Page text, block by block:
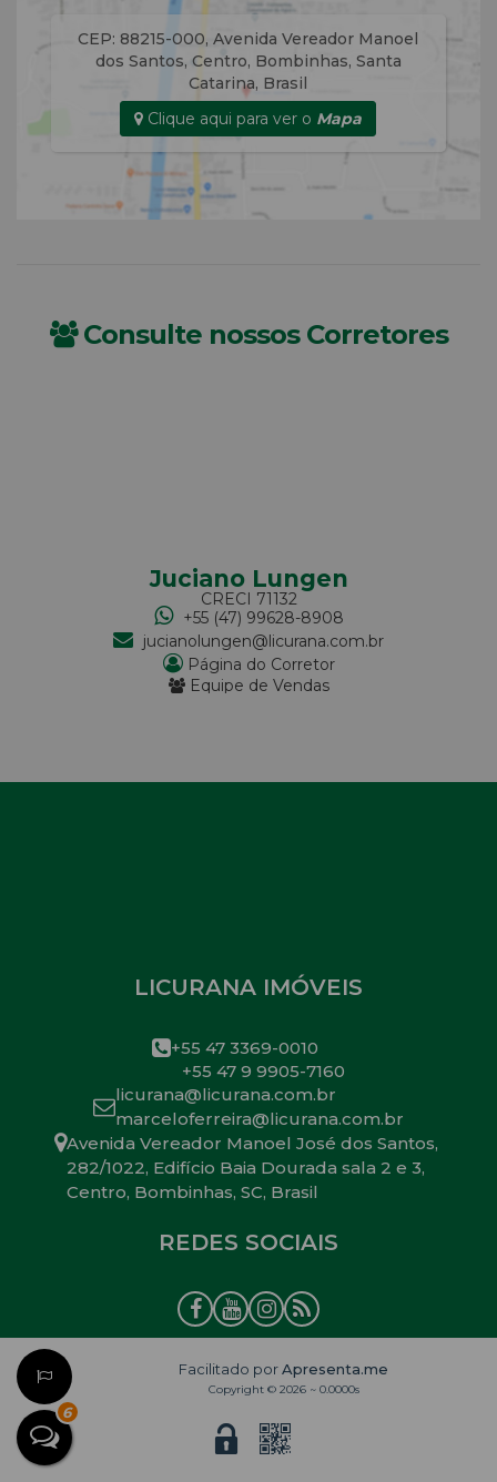
6
CEP: 88215-000,Avenida Vereador Manoel
dos Santos, Centro, Bombinhas, Santa
Catarina, Brasil
Clique aqui para ver o Mapa
Consulte nossos Corretores
Juciano Lungen
CRECI 71132
+55 (47) 99628-8908
jucianolungen@licurana.com.br
Página do Corretor
Equipe de Vendas
LICURANA IMÓVEIS
+55 47 3369-0010
+55 47 9 9905-7160
licurana@licurana.com.br
marceloferreira@licurana.com.br
Avenida Vereador Manoel José dos Santos,
282/1022, Edifício Baia Dourada sala 2 e 3,
Centro, Bombinhas, SC, Brasil
REDES SOCIAIS
Facilitado porApresenta.me
Copyright © 2026 ~ 0.0000s